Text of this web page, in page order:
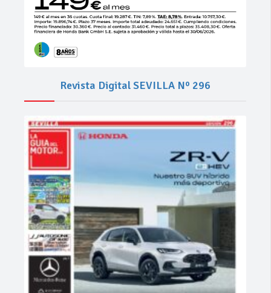
Revista Digital SEVILLA Nº 296